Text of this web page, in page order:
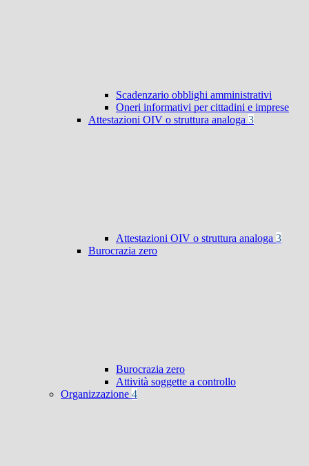
Scadenzario obblighi amministrativi
Oneri informativi per cittadini e imprese
Attestazioni OIV o struttura analoga 3
Attestazioni OIV o struttura analoga 3
Burocrazia zero
Burocrazia zero
Attività soggette a controllo
Organizzazione 4